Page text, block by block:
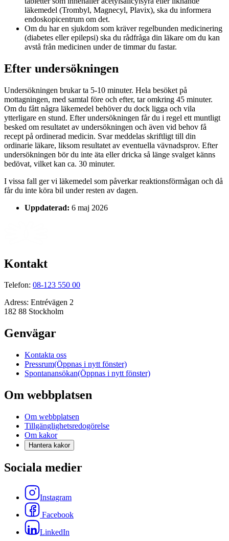
läkemedel (Trombyl, Magnecyl, Plavix), ska du informera
endoskopicentrum om det.
Om du har en sjukdom som kräver regelbunden medicinering
(diabetes eller epilepsi) ska du rådfråga din läkare om du kan
avstå från medicinen under de timmar du fastar.
Efter undersökningen
Undersökningen brukar ta 5-10 minuter. Hela besöket på
mottagningen, med samtal före och efter, tar omkring 45 minuter.
Om du fått några läkemedel behöver du dock ligga och vila
ytterligare en stund. Efter undersökningen får du i regel ett muntligt
besked om resultatet av undersökningen och även vid behov få
recept på ordinerad medicin. Svar meddelas skriftligt till din
ordinarie läkare, liksom resultatet av eventuella vävnadsprov. Efter
undersökningen bör du inte äta eller dricka så länge svalget känns
bedövat, vilket kan ca. 30 minuter.
I vissa fall ger vi läkemedel som påverkar reaktionsförmågan och då
får du inte köra bil under resten av dagen.
Uppdaterad: 6 maj 2026
Kontakt
Telefon: 08-123 550 00
Adress: Entrévägen 2
182 88 Stockholm
Genvägar
Kontakta oss
Pressrum(Öppnas i nytt fönster)
Spontanansökan(Öppnas i nytt fönster)
Om webbplatsen
Om webbplatsen
Tillgänglighetsredogörelse
Om kakor
Hantera kakor
Sociala medier
Instagram
Facebook
LinkedIn